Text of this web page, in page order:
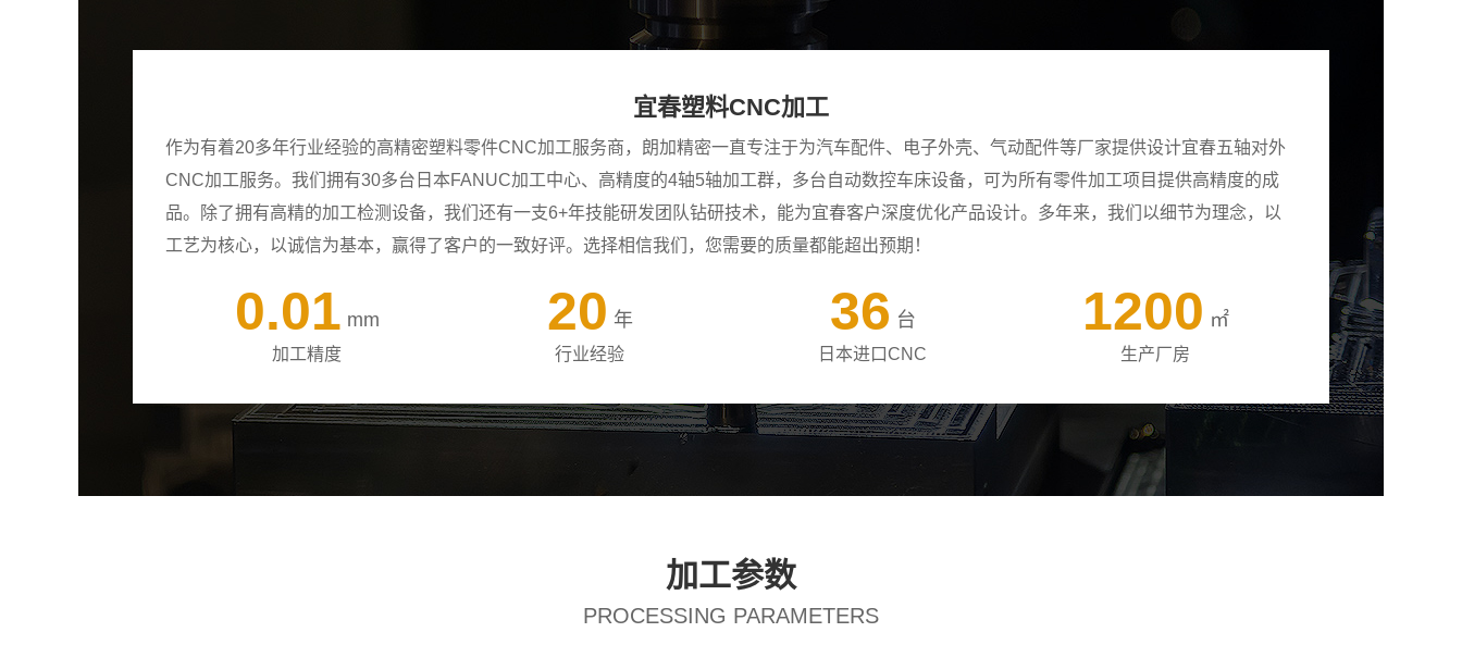
宜春塑料CNC加工
作为有着20多年行业经验的高精密塑料零件CNC加工服务商，朗加精密一直专注于为汽车配件、电子外壳、气动配件等厂家提供设计宜春五轴对外
CNC加工服务。我们拥有30多台日本FANUC加工中心、高精度的4轴5轴加工群，多台自动数控车床设备，可为所有零件加工项目提供高精度的成
品。除了拥有高精的加工检测设备，我们还有一支6+年技能研发团队钻研技术，能为宜春客户深度优化产品设计。多年来，我们以细节为理念，以
工艺为核心，以诚信为基本，赢得了客户的一致好评。选择相信我们，您需要的质量都能超出预期！
0.01 mm
加工精度
20 年
行业经验
36 台
日本进口CNC
1200 ㎡
生产厂房
加工参数
PROCESSING PARAMETERS